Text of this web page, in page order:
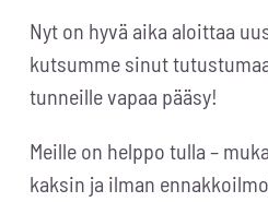
Nyt on hyvä aika aloittaa
kutsumme sinut
tunneille vapaa pääsy!
Meille on helppo tulla –
kaksin ja ilman